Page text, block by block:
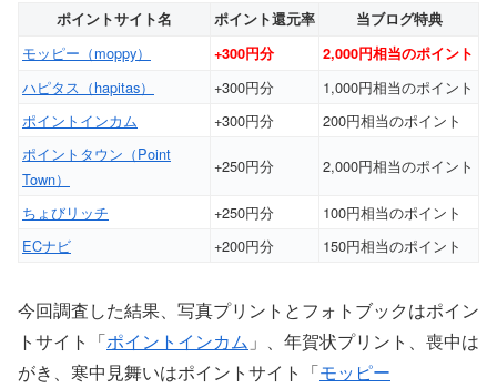
ポイントサイト名 ポイント還元率 当ブログ特典
モッピー（moppy） +300円分 2,000円相当のポイント
ハピタス（hapitas） +300円分
1,000円相当のポイント
ポイントインカム
+300円分
200円相当のポイント
ポイントタウン（Point
Town）
+250円分 2,000円相当のポイント
ちょびリッチ +250円分
100円相当のポイント
ECナビ
+200円分 150円相当のポイント
今回調査した結果、写真プリントとフォトブックはポイン
トサイト「ポイントインカム 」、年賀状プリント、喪中は
がき、寒中見舞いはポイントサイト「モッピー